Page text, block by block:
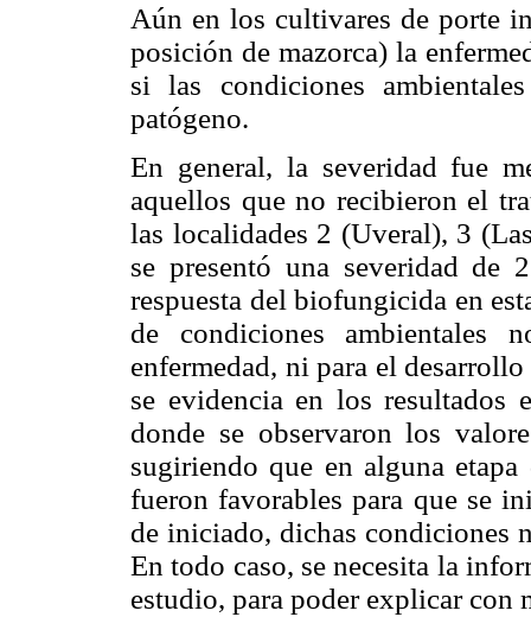
Aún en los cultivares de porte
posición de mazorca) la
si las condiciones
patógeno.
En general, la severidad fue
aquellos que no recibieron el
las localidades 2 (Uveral), 3
se presentó una severidad de
respuesta del biofungicida en
de condiciones ambientales
enfermedad, ni para el
se evidencia en los resultados
donde se observaron los
sugiriendo que en alguna
fueron favorables para que se
de iniciado, dichas condiciones
En todo caso, se necesita la
estudio, para poder explicar con